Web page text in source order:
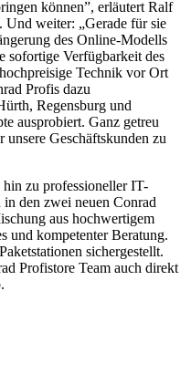
können”, erläutert Ralf
weiter: „Gerade für sie
des Online-Modells
sofortige Verfügbarkeit des
Technik vor Ort
Profis dazu
Regensburg und
ausprobiert. Ganz getreu
Geschäftskunden zu
zu professioneller IT-
den zwei neuen Conrad
aus hochwertigem
und kompetenter Beratung.
sichergestellt.
Profistore Team auch direkt